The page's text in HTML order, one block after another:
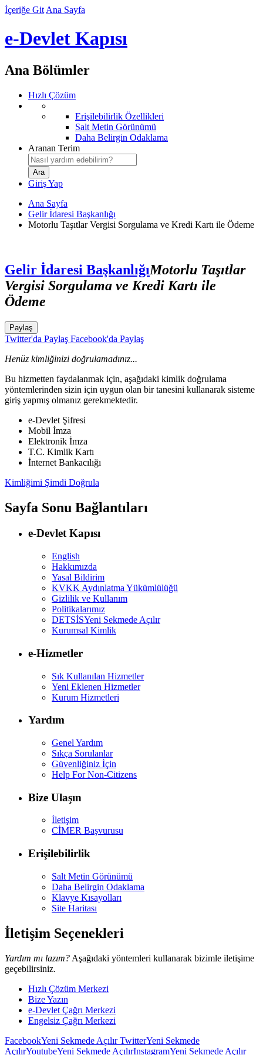
İçeriğe Git Ana Sayfa
e-Devlet Kapısı
Ana Bölümler
Hızlı Çözüm
Erişilebilirlik Özellikleri
Salt Metin Görünümü
Daha Belirgin Odaklama
Aranan Terim
Giriş Yap
Ana Sayfa
Gelir İdaresi Başkanlığı
Motorlu Taşıtlar Vergisi Sorgulama ve Kredi Kartı ile Ödeme
Gelir İdaresi BaşkanlığıMotorlu Taşıtlar
Vergisi Sorgulama ve Kredi Kartı ile
Ödeme
Paylaş
Twitter'da Paylaş Facebook'da Paylaş
Henüz kimliğinizi doğrulamadınız...
Bu hizmetten faydalanmak için, aşağıdaki kimlik doğrulama
yöntemlerinden sizin için uygun olan bir tanesini kullanarak sisteme
giriş yapmış olmanız gerekmektedir.
e-Devlet Şifresi
Mobil İmza
Elektronik İmza
T.C. Kimlik Kartı
İnternet Bankacılığı
Kimliğimi Şimdi Doğrula
Sayfa Sonu Bağlantıları
e-Devlet Kapısı
English
Hakkımızda
Yasal Bildirim
KVKK Aydınlatma Yükümlülüğü
Gizlilik ve Kullanım
Politikalarımız
DETSİSYeni Sekmede Açılır
Kurumsal Kimlik
e-Hizmetler
Sık Kullanılan Hizmetler
Yeni Eklenen Hizmetler
Kurum Hizmetleri
Yardım
Genel Yardım
Sıkça Sorulanlar
Güvenliğiniz İçin
Help For Non-Citizens
Bize Ulaşın
İletişim
CİMER Başvurusu
Erişilebilirlik
Salt Metin Görünümü
Daha Belirgin Odaklama
Klavye Kısayolları
Site Haritası
İletişim Seçenekleri
Yardım mı lazım? Aşağıdaki yöntemleri kullanarak bizimle iletişime
geçebilirsiniz.
Hızlı Çözüm Merkezi
Bize Yazın
e-Devlet Çağrı Merkezi
Engelsiz Çağrı Merkezi
FacebookYeni Sekmede AçılırTwitterYeni Sekmede
AçılırYoutubeYeni Sekmede AçılırInstagramYeni Sekmede Açılır